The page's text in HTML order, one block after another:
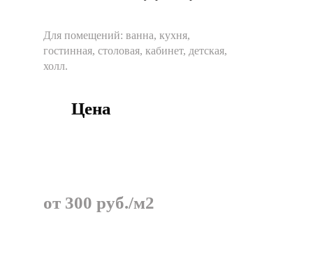
Для помещений: ванна, кухня,
гостинная, столовая, кабинет, детская,
холл.
Цена
от 300 руб./м2